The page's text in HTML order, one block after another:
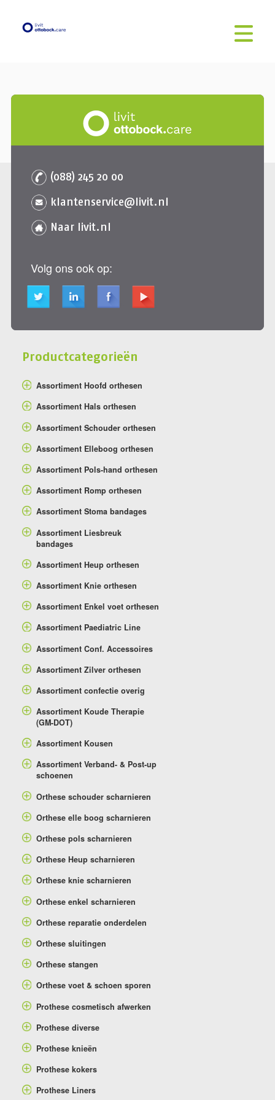
(088) 245 20 00
klantenservice@livit.nl
Naar livit.nl
Volg ons ook op:
Productcategorieën
Assortiment Hoofd orthesen
Assortiment Hals orthesen
Assortiment Schouder orthesen
Assortiment Elleboog orthesen
Assortiment Pols-hand orthesen
Assortiment Romp orthesen
Assortiment Stoma bandages
Assortiment Liesbreuk
bandages
Assortiment Heup orthesen
Assortiment Knie orthesen
Assortiment Enkel voet orthesen
Assortiment Paediatric Line
Assortiment Conf. Accessoires
Assortiment Zilver orthesen
Assortiment confectie overig
Assortiment Koude Therapie
(GM-DOT)
Assortiment Kousen
Assortiment Verband- & Post-up
schoenen
Orthese schouder scharnieren
Orthese elle boog scharnieren
Orthese pols scharnieren
Orthese Heup scharnieren
Orthese knie scharnieren
Orthese enkel scharnieren
Orthese reparatie onderdelen
Orthese sluitingen
Orthese stangen
Orthese voet & schoen sporen
Prothese cosmetisch afwerken
Prothese diverse
Prothese knieën
Prothese kokers
Prothese Liners